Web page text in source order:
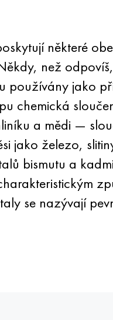
některé
než
jako
chemická
a mědi —
jako železo,
bismutu a
se nazývají